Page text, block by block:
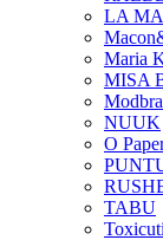
LA
Maria
MISA
NUUK
O
TABU